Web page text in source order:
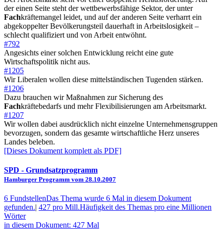
der einen Seite steht der wettbewerbsfähige Sektor, der unter
Fachkräftemangel leidet, und auf der anderen Seite verharrt ein
abgekoppelter Bevölkerungsteil dauerhaft in Arbeitslosigkeit –
schlecht qualifiziert und von Arbeit entwöhnt.
#792
Angesichts einer solchen Entwicklung reicht eine gute
Wirtschaftspolitik nicht aus.
#1205
Wir Liberalen wollen diese mittelständischen Tugenden stärken.
#1206
Dazu brauchen wir Maßnahmen zur Sicherung des
Fachkräftebedarfs und mehr Flexibilisierungen am Arbeitsmarkt.
#1207
Wir wollen dabei ausdrücklich nicht einzelne Unternehmensgruppen
bevorzugen, sondern das gesamte wirtschaftliche Herz unseres
Landes beleben.
[Dieses Dokument komplett als PDF]
SPD - Grundsatzprogramm
Hamburger Programm vom 28.10.2007
6 FundstellenDas Thema wurde 6 Mal in diesem Dokument
gefunden.| 427 pro Mill.Häufigkeit des Themas pro eine Millionen
Wörter
in diesem Dokument: 427 Mal